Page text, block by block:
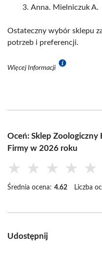
Anna. Mielniczuk A.
Ostateczny wybór sklepu
potrzeb i preferencji.
Więcej Informacji
Oceń: Sklep Zoologiczny
Firmy w 2026 roku
★ ★ ★ ★ ★
Średnia ocena: 4.62 Liczba
Udostępnij